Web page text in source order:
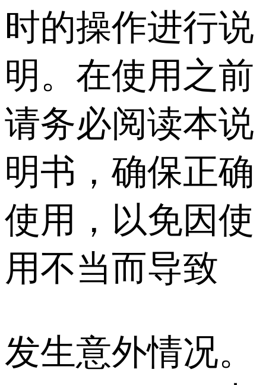
时的操作进行说
明。在使用之前
请务必阅读本说
明书，确保正确
使用，以免因使
用不当而导致
发生意外情况。